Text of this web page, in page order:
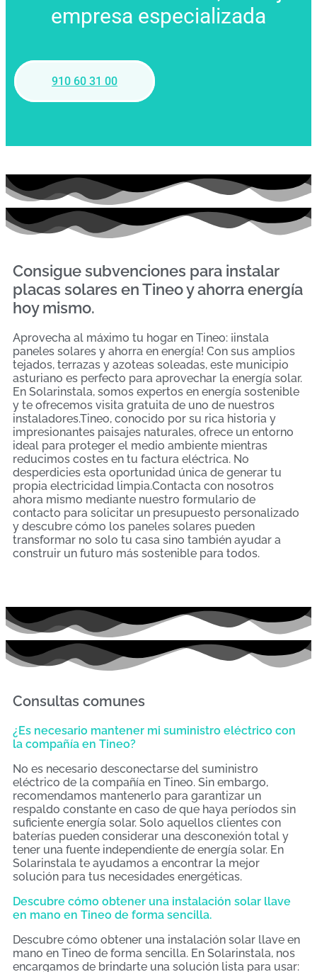
empresa especializada
910 60 31 00
Consigue subvenciones para instalar
placas solares en Tineo y ahorra energía
hoy mismo.
Aprovecha al máximo tu hogar en Tineo: ¡instala
paneles solares y ahorra en energía! Con sus amplios
tejados, terrazas y azoteas soleadas, este municipio
asturiano es perfecto para aprovechar la energía solar.
En Solarinstala, somos expertos en energía sostenible
y te ofrecemos visita gratuita de uno de nuestros
instaladores.Tineo, conocido por su rica historia y
impresionantes paisajes naturales, ofrece un entorno
ideal para proteger el medio ambiente mientras
reducimos costes en tu factura eléctrica. No
desperdicies esta oportunidad única de generar tu
propia electricidad limpia.Contacta con nosotros
ahora mismo mediante nuestro formulario de
contacto para solicitar un presupuesto personalizado
y descubre cómo los paneles solares pueden
transformar no solo tu casa sino también ayudar a
construir un futuro más sostenible para todos.
Consultas comunes
¿Es necesario mantener mi suministro eléctrico con
la compañía en Tineo?
No es necesario desconectarse del suministro
eléctrico de la compañía en Tineo. Sin embargo,
recomendamos mantenerlo para garantizar un
respaldo constante en caso de que haya períodos sin
suficiente energía solar. Solo aquellos clientes con
baterías pueden considerar una desconexión total y
tener una fuente independiente de energía solar. En
Solarinstala te ayudamos a encontrar la mejor
solución para tus necesidades energéticas.
Descubre cómo obtener una instalación solar llave
en mano en Tineo de forma sencilla.
Descubre cómo obtener una instalación solar llave en
mano en Tineo de forma sencilla. En Solarinstala, nos
encargamos de brindarte una solución lista para usar: